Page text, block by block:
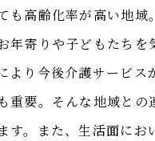
も高齢化率が高い地
年寄りや子どもたち
より今後介護サービ
重要。そんな地域と
す。また、生活面に